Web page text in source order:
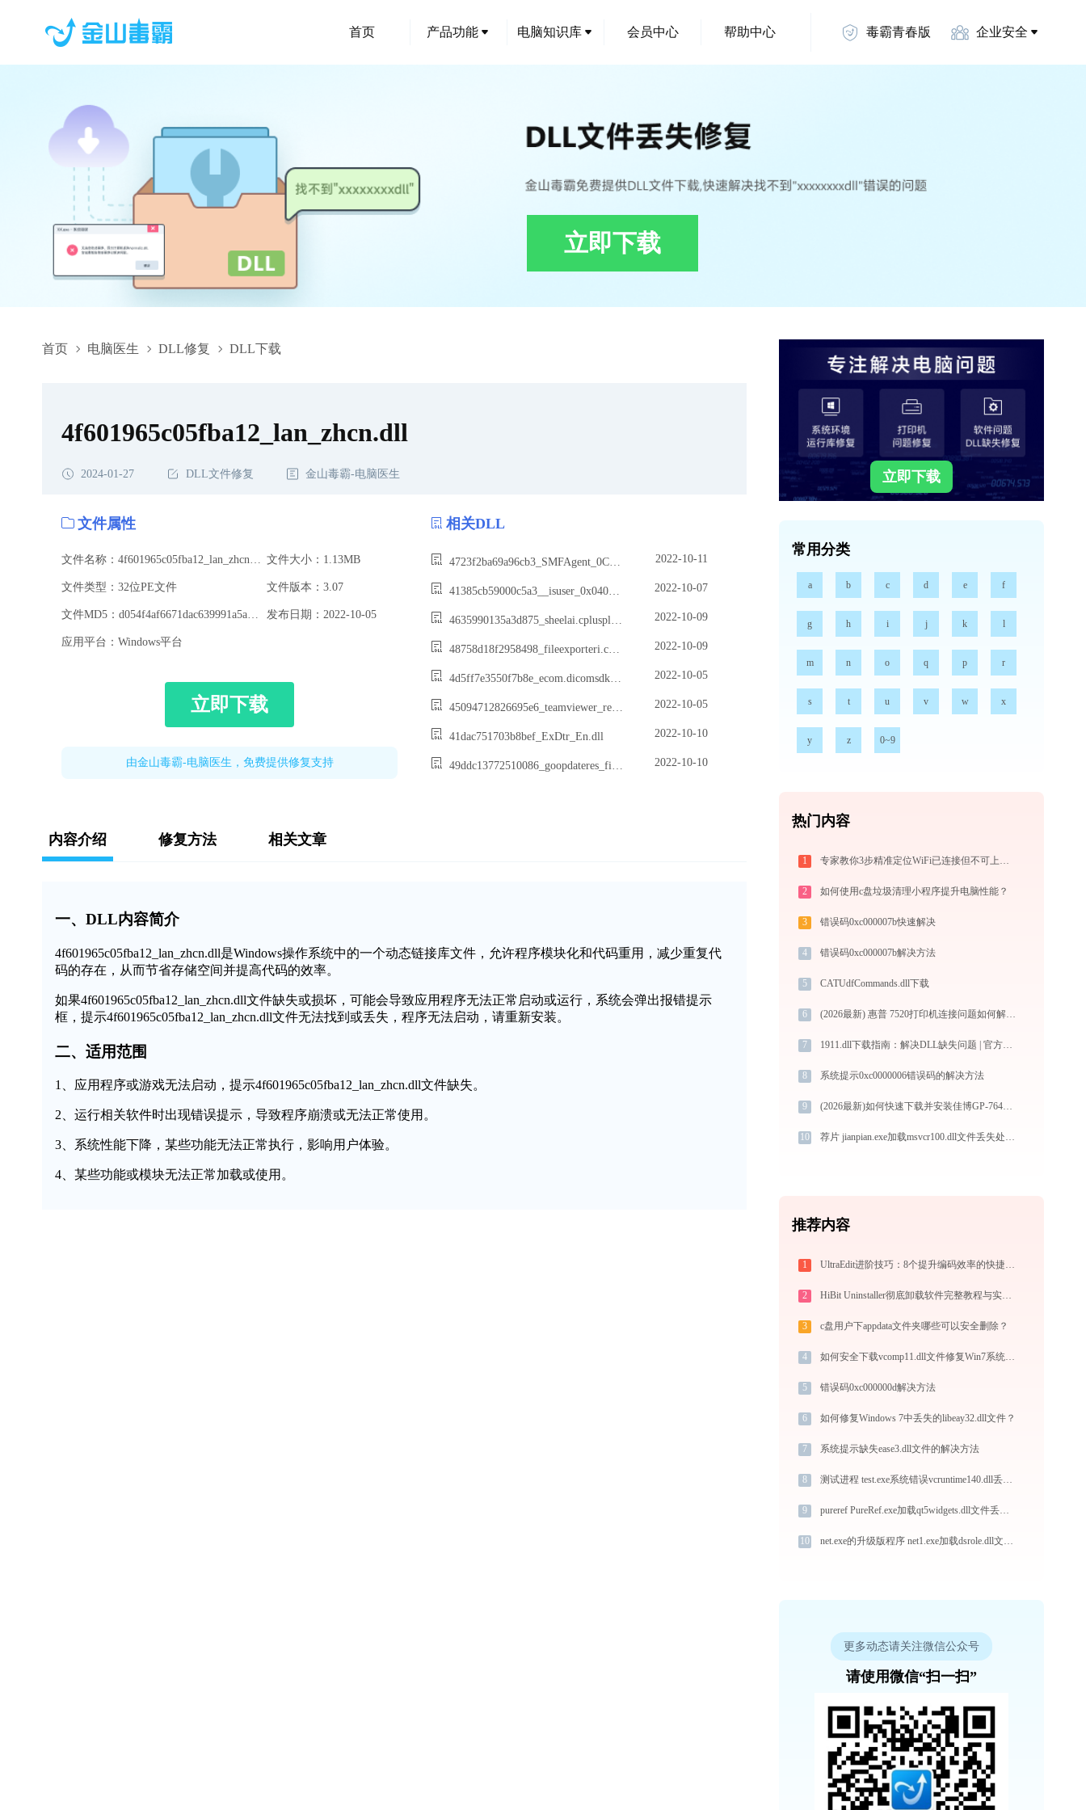
首页 产品功能 电脑知识库 会员中心 帮助中心 毒霸青春版 企业安全
立即下载
首页 电脑医生 DLL修复 DLL下载
4f601965c05fba12_lan_zhcn.dll,4f601965c05fba12_lan_zhcn.dll下载,4f601965c05fba12_lan_zhcn.dll修复
4f601965c05fba12_lan_zhcn.dll
2024-01-27 DLL文件修复 金山毒霸-电脑医生
文件属性
文件大小：1.13MB
文件类型：32位PE文件 文件版本：3.07
发布日期：2022-10-05
应用平台：Windows平台
立即下载
由金山毒霸-电脑医生，免费提供修复支持
相关DLL
4723f2ba69a96cb3_SMFAgent_0C0A.dll 2022-10-11
41385cb59000c5a3__isuser_0x0409.dll 2022-10-07
4635990135a3d875_sheelai.cplusplus2.dll 2022-10-09
48758d18f2958498_fileexporteri.cplusplus2ao.dll 2022-10-09
4d5ff7e3550f7b8e_ecom.dicomsdk.imageobjectsx64.dll 2022-10-05
45094712826695e6_teamviewer_resource_fr.dll 2022-10-05
41dac751703b8bef_ExDtr_En.dll 2022-10-10
49ddc13772510086_goopdateres_fil.dll 2022-10-10
内容介绍 修复方法 相关文章
一、DLL内容简介
4f601965c05fba12_lan_zhcn.dll是Windows操作系统中的一个动态链接库文件，允许程序模块化和代码重用，减少重复代
码的存在，从而节省存储空间并提高代码的效率。
如果4f601965c05fba12_lan_zhcn.dll文件缺失或损坏，可能会导致应用程序无法正常启动或运行，系统会弹出报错提示
框，提示4f601965c05fba12_lan_zhcn.dll文件无法找到或丢失，程序无法启动，请重新安装。
二、适用范围
1、应用程序或游戏无法启动，提示4f601965c05fba12_lan_zhcn.dll文件缺失。
2、运行相关软件时出现错误提示，导致程序崩溃或无法正常使用。
3、系统性能下降，某些功能无法正常执行，影响用户体验。
4、某些功能或模块无法正常加载或使用。
立即下载
常用分类
a b c d e f
g h i j k l
m n o q p r
s t u v w x
y z 0~9
热门内容
1 专家教你3步精准定位WiFi已连接但不可上网的根源
2 如何使用c盘垃圾清理小程序提升电脑性能？
3 错误码0xc000007b快速解决
4 错误码0xc000007b解决方法
5 CATUdfCommands.dll下载
6 (2026最新) 惠普 7520打印机连接问题如何解决？-金山毒霸
7 1911.dll下载指南：解决DLL缺失问题 | 官方免费32/64位版本安全获取
8 系统提示0xc0000006错误码的解决方法
9 (2026最新)如何快速下载并安装佳博GP-7645IIIRC打印机驱动：详细步骤解析
10 荐片 jianpian.exe加载msvcr100.dll文件丢失处理办法
推荐内容
1 UltraEdit进阶技巧：8个提升编码效率的快捷键与高级用法
2 HiBit Uninstaller彻底卸载软件完整教程与实战方案
3 c盘用户下appdata文件夹哪些可以安全删除？
4 如何安全下载vcomp11.dll文件修复Win7系统错误
5 错误码0xc000000d解决方法
6 如何修复Windows 7中丢失的libeay32.dll文件？
7 系统提示缺失ease3.dll文件的解决方法
8 测试进程 test.exe系统错误vcruntime140.dll丢失如何解决
9 pureref PureRef.exe加载qt5widgets.dll文件丢失处理办法
10 net.exe的升级版程序 net1.exe加载dsrole.dll文件丢失处理办法
更多动态请关注微信公众号
请使用微信“扫一扫”